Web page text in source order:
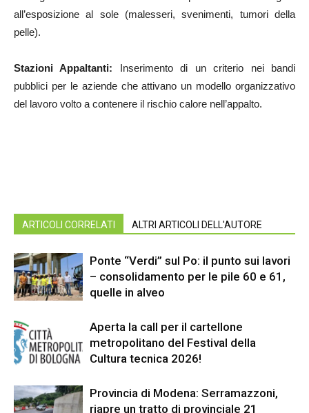
all’esposizione al sole (malesseri, svenimenti, tumori della
pelle).
Stazioni Appaltanti: Inserimento di un criterio nei bandi
pubblici per le aziende che attivano un modello organizzativo
del lavoro volto a contenere il rischio calore nell’appalto.
ARTICOLI CORRELATI ALTRI ARTICOLI DELL'AUTORE
Ponte “Verdi” sul Po: il punto sui lavori
– consolidamento per le pile 60 e 61,
quelle in alveo
Aperta la call per il cartellone
metropolitano del Festival della
Cultura tecnica 2026!
Provincia di Modena: Serramazzoni,
riapre un tratto di provinciale 21